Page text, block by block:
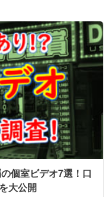
個室ビデオ7選！口
大公開